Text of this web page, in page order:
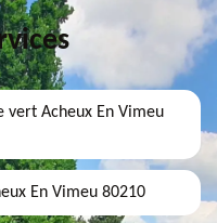
vert Acheux En Vimeu
En Vimeu 80210